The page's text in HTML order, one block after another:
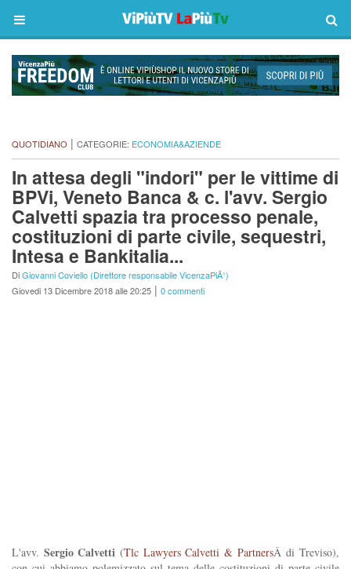
QUOTIDIANO | CATEGORIE: ECONOMIA&AZIENDE
In attesa degli "indori" per le vittime di
BPVi, Veneto Banca & c. l'avv. Sergio
Calvetti spazia tra processo penale,
costituzioni di parte civile, sequestri,
Intesa e Bankitalia...
DiGiovanni Coviello (Direttore responsabile VicenzaPiÃ¹)
Giovedi 13 Dicembre 2018 alle 20:25 | 0 commenti
L'avv. Sergio Calvetti (Tlc Lawyers Calvetti & PartnersÂ di Treviso),